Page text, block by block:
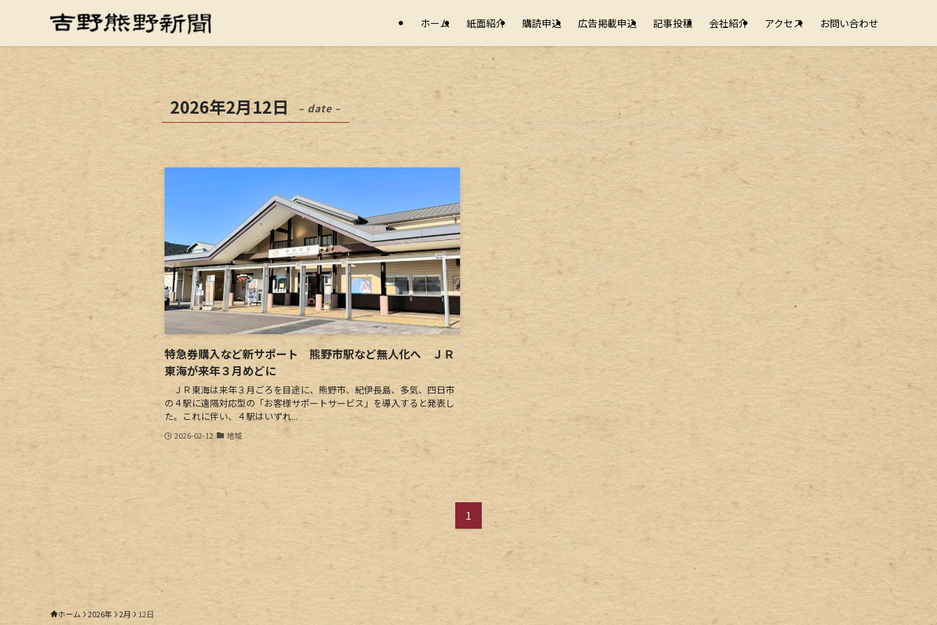
ホーム 紙面紹介 購読申込 広告掲載申込 記事投稿 会社紹介 アクセス お問い合わせ
2026年2月12日 – date –
特急券購入など新サポート 熊野市駅など無人化へ ＪＲ
東海が来年３月めどに
ＪＲ東海は来年３月ごろを目途に、熊野市、紀伊長島、多気、四日市
の４駅に遠隔対応型の「お客様サポートサービス」を導入すると発表し
た。これに伴い、４駅はいずれ...
2026-02-12 地域
1
ホーム 2026年 2月 12日